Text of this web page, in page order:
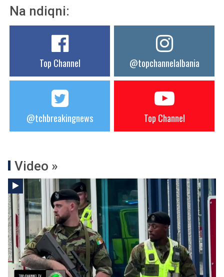
Na ndiqni:
Top Channel @topchannelalbania
@tchbreakingnews Top Channel
Video »